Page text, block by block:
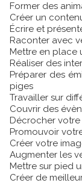
Former des
Créer un
Écrire et
Raconter avec
Mettre en place
Réaliser des
Préparer des
piges
Travailler sur
Couvrir des
Décrocher
Promouvoir
Créer votre
Augmenter les
Mettre sur pied
Créer de